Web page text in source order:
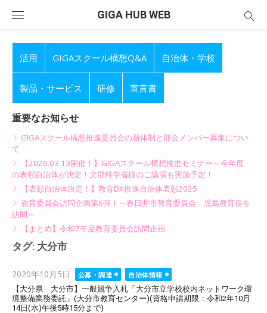
GIGA HUB WEB
活用 GIGAスクール構想Q&A 自治体・学校
製品・サービス 研修 宣言書
重要なお知らせ
GIGAスクール構想推進委員会の新体制と部会メンバー募集につい
て
【2026.03.13開催！】GIGAスクール構想推進セミナー～今年度
の表彰自治体が決定！文部科学省様のご講演も実施予定！
【表彰自治体決定！】教育DX推進自治体表彰2025
教育委員会訪問企画第6弾！～春日井市教育委員会 児島教育長を
訪問～
【まとめ】令和7年度教育委員会訪問企画
タグ: 大分市
Posted
on
2020年10月5日 公募・調達
自治体情報
【大分県 大分市】一般競争入札「大分市立学校校内ネットワーク環
境整備業務委託」(大分市教育センター)(資格申請期限：令和2年10月
14日(水)午後5時15分まで)